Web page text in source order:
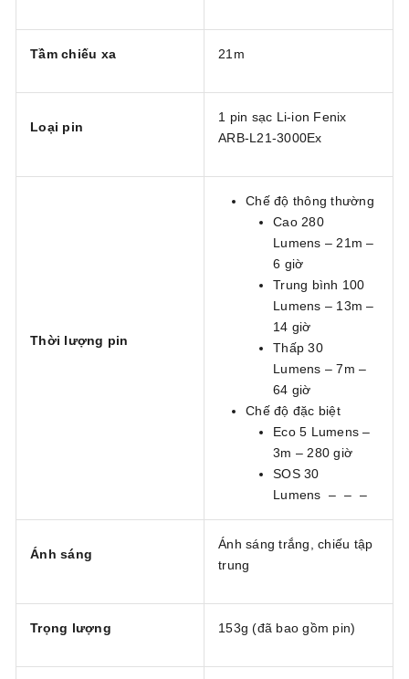
Tầm chiếu xa 21m
Loại pin
1 pin sạc Li-ion Fenix
ARB-L21-3000Ex
Thời lượng pin
Chế độ thông thường
Cao 280
Lumens – 21m –
6 giờ
Trung bình 100
Lumens – 13m –
14 giờ
Thấp 30
Lumens – 7m –
64 giờ
Chế độ đặc biệt
Eco 5 Lumens –
3m – 280 giờ
SOS 30
Lumens – – –
Ánh sáng
Ánh sáng trắng, chiếu tập
trung
Trọng lượng 153g (đã bao gồm pin)